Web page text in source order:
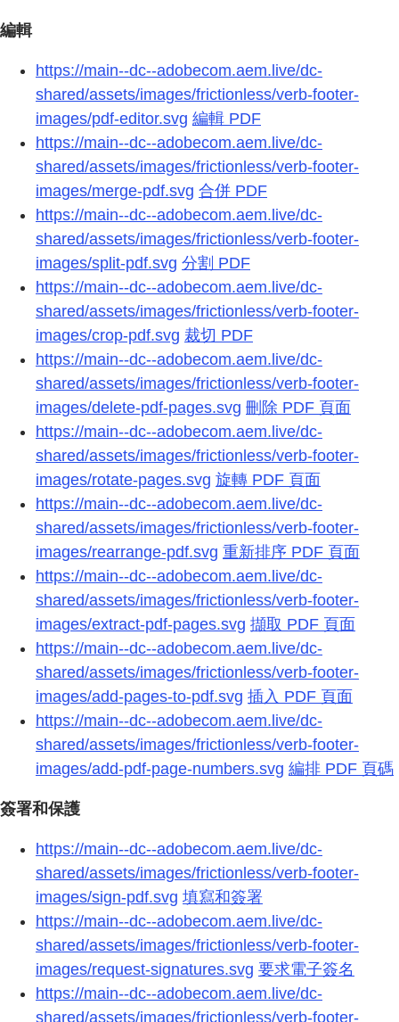
編輯
https://main--dc--adobecom.aem.live/dc-
shared/assets/images/frictionless/verb-footer-
images/pdf-editor.svg 編輯 PDF
https://main--dc--adobecom.aem.live/dc-
shared/assets/images/frictionless/verb-footer-
images/merge-pdf.svg 合併 PDF
https://main--dc--adobecom.aem.live/dc-
shared/assets/images/frictionless/verb-footer-
images/split-pdf.svg 分割 PDF
https://main--dc--adobecom.aem.live/dc-
shared/assets/images/frictionless/verb-footer-
images/crop-pdf.svg 裁切 PDF
https://main--dc--adobecom.aem.live/dc-
shared/assets/images/frictionless/verb-footer-
images/delete-pdf-pages.svg 刪除 PDF 頁面
https://main--dc--adobecom.aem.live/dc-
shared/assets/images/frictionless/verb-footer-
images/rotate-pages.svg 旋轉 PDF 頁面
https://main--dc--adobecom.aem.live/dc-
shared/assets/images/frictionless/verb-footer-
images/rearrange-pdf.svg 重新排序 PDF 頁面
https://main--dc--adobecom.aem.live/dc-
shared/assets/images/frictionless/verb-footer-
images/extract-pdf-pages.svg 擷取 PDF 頁面
https://main--dc--adobecom.aem.live/dc-
shared/assets/images/frictionless/verb-footer-
images/add-pages-to-pdf.svg 插入 PDF 頁面
https://main--dc--adobecom.aem.live/dc-
shared/assets/images/frictionless/verb-footer-
images/add-pdf-page-numbers.svg 編排 PDF 頁碼
簽署和保護
https://main--dc--adobecom.aem.live/dc-
shared/assets/images/frictionless/verb-footer-
images/sign-pdf.svg 填寫和簽署
https://main--dc--adobecom.aem.live/dc-
shared/assets/images/frictionless/verb-footer-
images/request-signatures.svg 要求電子簽名
https://main--dc--adobecom.aem.live/dc-
shared/assets/images/frictionless/verb-footer-